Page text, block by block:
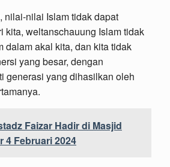
nilai-nilai Islam tidak dapat
kita, weltanschauung Islam tidak
dalam akal kita, dan kita tidak
yang besar, dengan
generasi yang dihasilkan oleh
Faizar Hadir di Masjid
4 Februari 2024